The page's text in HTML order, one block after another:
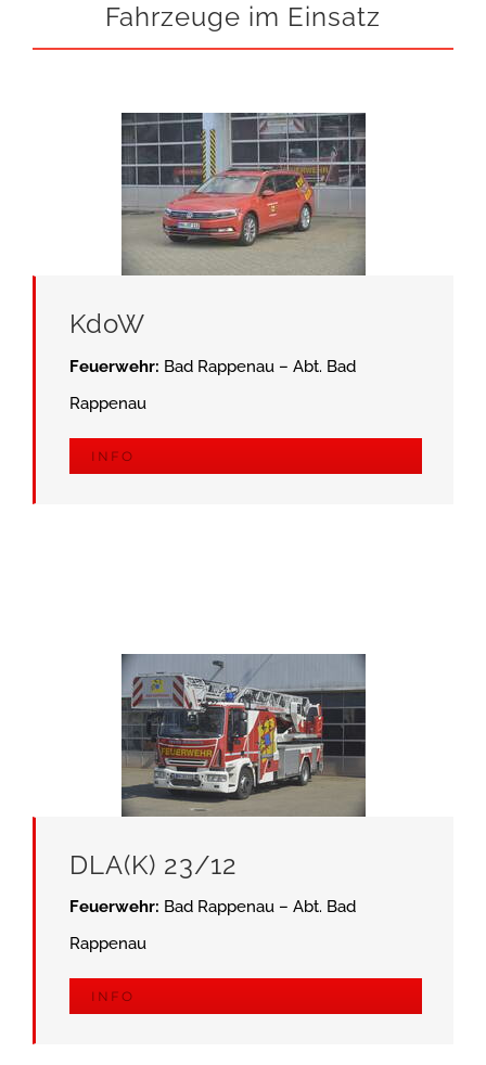
Fahrzeuge im Einsatz
KdoW
Feuerwehr: Bad Rappenau – Abt. Bad
Rappenau
INFO
DLA(K) 23/12
Feuerwehr: Bad Rappenau – Abt. Bad
Rappenau
INFO